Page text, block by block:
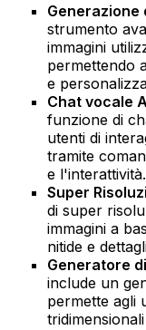
Generazione
strumento
immagini
permettendo
e
Chat vocale
funzione di
utenti di
tramite
e l'interattività.
Super
di super
immagini a
nitide e
Generatore
include un
permette agli